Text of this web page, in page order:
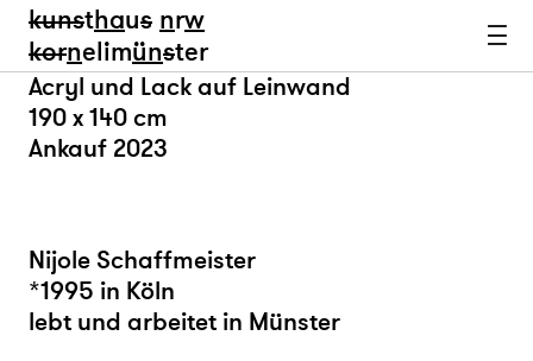
kunsthaus nrw
kornelimünster
Acryl und Lack auf Leinwand
190 x 140 cm
Ankauf 2023
Nijole Schaffmeister
*1995 in Köln
lebt und arbeitet in Münster